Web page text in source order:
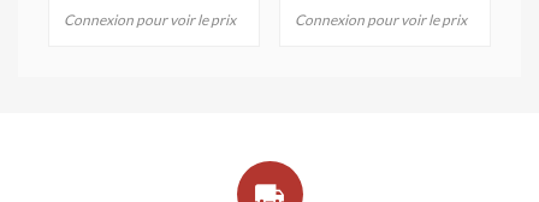
Connexion pour voir le prix Connexion pour voir le prix
